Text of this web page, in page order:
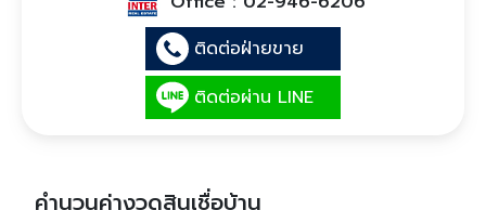
ติดต่อฝ่ายขาย
ติดต่อผ่าน LINE
คำนวนค่างวดสินเชื่อบ้าน